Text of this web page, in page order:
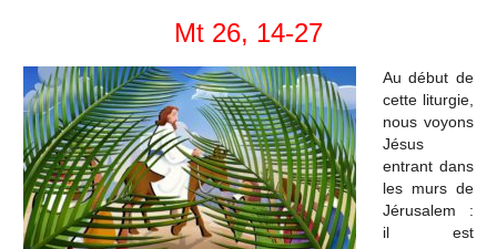
Mt 26, 14-27
Au début de
cette liturgie,
nous voyons
Jésus
entrant dans
les murs de
Jérusalem :
il est